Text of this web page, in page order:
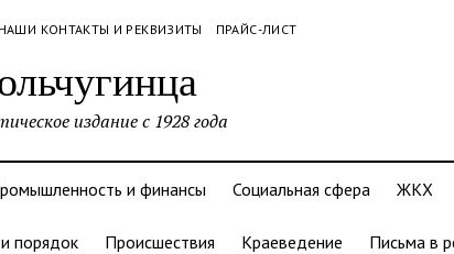
НАШИ КОНТАКТЫ И РЕКВИЗИТЫ ПРАЙС-ЛИСТ
издание с 1928 года
и финансы Социальная сфера ЖКХ
порядок Происшествия Краеведение Письма в